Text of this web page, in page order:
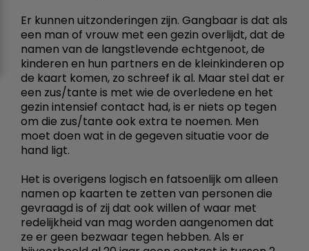
Er kunnen uitzonderingen zijn. Gangbaar is dat als
een man of vrouw met een gezin overlijdt, dat de
namen van de langstlevende echtgenoot, de
kinderen en hun partners en de kleinkinderen op
de kaart komen, zo schreef ik al. Maar stel dat er
een zus/tante is met wie de overledene en het
gezin intensief contact had, is er niets op tegen
om die zus/tante ook extra te noemen. Men
moet doen wat in de gegeven situatie voor de
hand ligt.
Het is overigens logisch en fatsoenlijk om alleen
namen op kaarten te zetten van personen die
gevraagd is of zij dat ook willen of waar met
redelijkheid van mag worden aangenomen dat
ze er geen bezwaar tegen hebben. Als er